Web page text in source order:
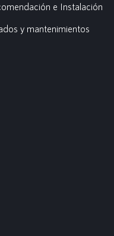
e Instalación
y mantenimientos